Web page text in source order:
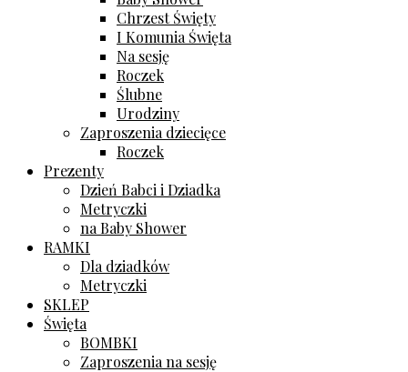
Chrzest Święty
I Komunia Święta
Na sesję
Roczek
Ślubne
Urodziny
Zaproszenia dziecięce
Roczek
Prezenty
Dzień Babci i Dziadka
Metryczki
na Baby Shower
RAMKI
Dla dziadków
Metryczki
SKLEP
Święta
BOMBKI
Zaproszenia na sesję